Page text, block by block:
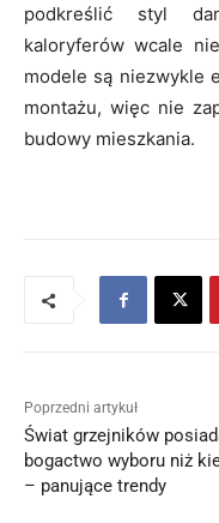
podkreślić styl
kaloryferów wcale
modele są niezwykle
montażu, więc nie
budowy mieszkania.
Poprzedni artykuł
Świat grzejników
bogactwo wyboru niż
– panujące trendy